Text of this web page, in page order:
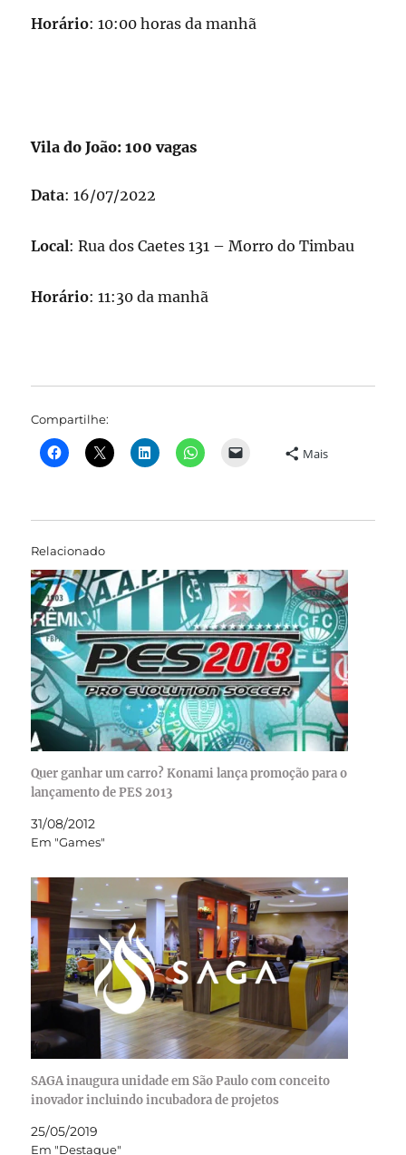
Horário: 10:00 horas da manhã
Vila do João: 100 vagas
Data: 16/07/2022
Local: Rua dos Caetes 131 – Morro do Timbau
Horário: 11:30 da manhã
Compartilhe:
Mais
Relacionado
Quer ganhar um carro? Konami lança promoção para o
lançamento de PES 2013
31/08/2012
Em "Games"
SAGA inaugura unidade em São Paulo com conceito
inovador incluindo incubadora de projetos
25/05/2019
Em "Destaque"